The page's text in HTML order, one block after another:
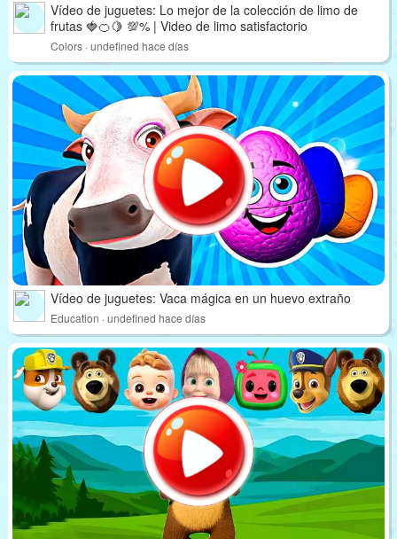
Vídeo de juguetes: Lo mejor de la colección de limo de
frutas 🍓🍊🍋 💯% | Video de limo satisfactorio
Colors · undefined hace días
Vídeo de juguetes: Vaca mágica en un huevo extraño
Education · undefined hace días